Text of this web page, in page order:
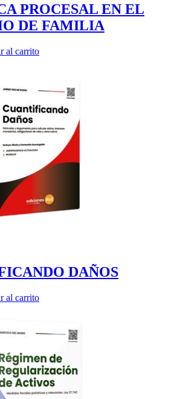
PROCESAL EN EL
DE FAMILIA
al carrito
DAÑOS
al carrito